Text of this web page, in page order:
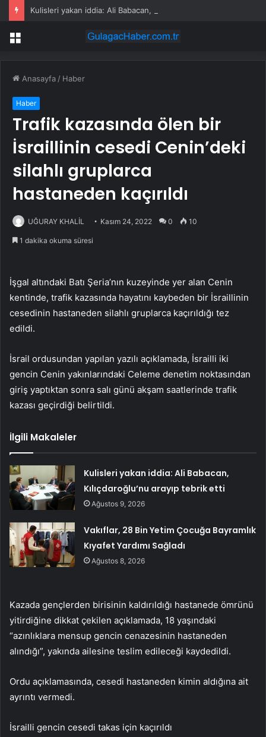
Menü
Anasayfa / Haber
Haber
Trafik kazasında ölen bir
İsraillinin cesedi Cenin’deki
silahlı gruplarca
hastaneden kaçırıldı
UĞURAY KHALİL Kasım 24, 2022 0 10
1 dakika okuma süresi
İşgal altındaki Batı Şeria’nın kuzeyinde yer alan Cenin
kentinde, trafik kazasında hayatını kaybeden bir İsraillinin
cesedinin hastaneden silahlı gruplarca kaçırıldığı tez
edildi.
İsrail ordusundan yapılan yazılı açıklamada, İsrailli iki
gencin Cenin yakınlarındaki Celeme denetim noktasından
giriş yaptıktan sonra salı günü akşam saatlerinde trafik
kazası geçirdiği belirtildi.
İlgili Makaleler
Kulisleri yakan iddia: Ali Babacan,
Kılıçdaroğlu’nu arayıp tebrik etti
Ağustos 9, 2026
Vakıflar, 28 Bin Yetim Çocuğa Bayramlık
Kıyafet Yardımı Sağladı
Ağustos 8, 2026
Kazada gençlerden birisinin kaldırıldığı hastanede ömrünü
yitirdiğine dikkat çekilen açıklamada, 18 yaşındaki
“azınlıklara mensup gencin cenazesinin hastaneden
alındığı”, yakında ailesine teslim edileceği kaydedildi.
Ordu açıklamasında, cesedi hastaneden kimin aldığına ait
ayrıntı vermedi.
İsrailli gencin cesedi takas için kaçırıldı